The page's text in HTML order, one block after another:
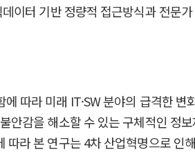
이터 기반 정량적 접근방식과 전문
따라 미래 IT·SW 분야의 급격한 변
안감을 해소할 수 있는 구체적인 정
라 본 연구는 4차 산업혁명으로 인